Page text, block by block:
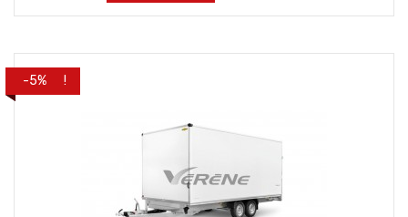
PROMO !
-5%